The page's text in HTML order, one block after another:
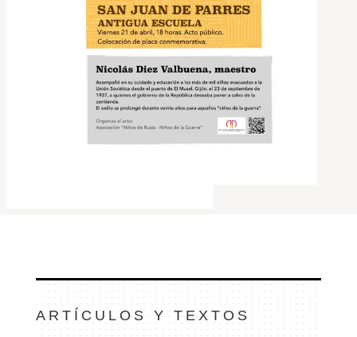
ARTÍCULOS Y TEXTOS